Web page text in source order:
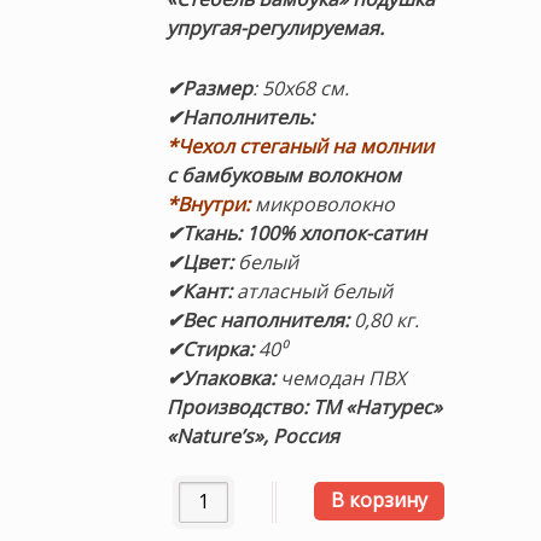
упругая-регулируемая.
✔Размер: 50х68 см.
✔Наполнитель:
*Чехол стеганый на молнии
с бамбуковым волокном
*Внутри:микроволокно
✔Ткань: 100%хлопок-сатин
✔Цвет:белый
✔Кант:атласный белый
✔Вес наполнителя:0,80 кг.
✔Стирка:40⁰
✔Упаковка:чемодан ПВХ
Производство: ТМ «Натурес»
«Nature’s», Россия
Количество товара Подушка
В корзину